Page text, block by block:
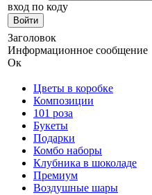
вход по коду
Войти
Заголовок
Информационное сообщение
Ок
Цветы в коробке
Композиции
101 роза
Букеты
Подарки
Комбо наборы
Клубника в шоколаде
Премиум
Воздушные шары